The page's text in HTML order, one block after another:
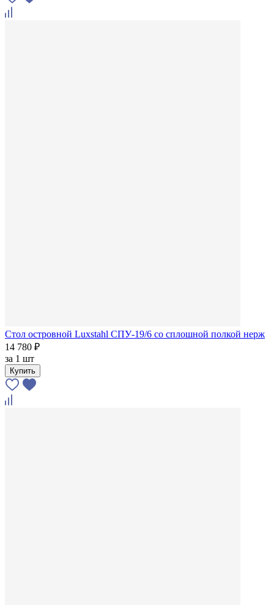
Стол островной Luxstahl СПУ-19/6 со сплошной полкой нерж
14 780 ₽
за 1 шт
Купить